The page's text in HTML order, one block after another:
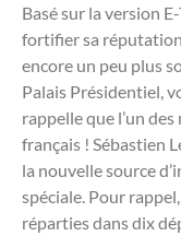
Basé sur la version
fortifier sa
encore un peu plus
Palais Présidentiel,
rappelle que l’un
français ! Sébastien
la nouvelle source
spéciale. Pour
réparties dans dix